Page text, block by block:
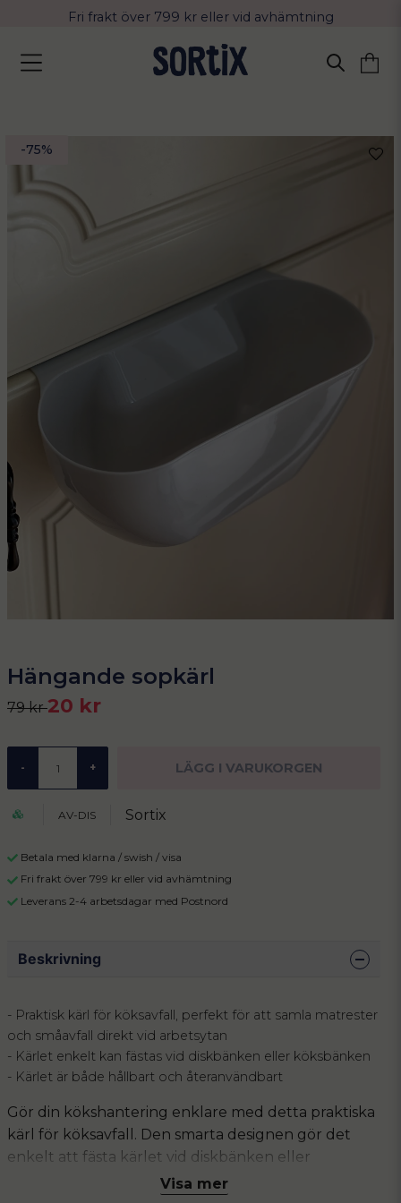
Fri frakt över 799 kr eller vid avhämtning
Leverans 2-4 arbetsdagar med Postnord
-75%
Hängande sopkärl
79 kr20 kr
- + LÄGG I VARUKORGEN
AV-DIS Sortix
Betala med klarna / swish / visa
Fri frakt över 799 kr eller vid avhämtning
Leverans 2-4 arbetsdagar med Postnord
Beskrivning
- Praktisk kärl för köksavfall, perfekt för att samla matrester
och småavfall direkt vid arbetsytan
- Kärlet enkelt kan fästas vid diskbänken eller köksbänken
- Kärlet är både hållbart och återanvändbart
Gör din kökshantering enklare med detta praktiska
kärl för köksavfall. Den smarta designen gör det
enkelt att fästa kärlet vid diskbänken eller
köksbänken, vilket sparar plats och håller din
Visa mer